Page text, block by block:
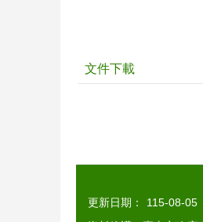
文件下載
更新日期：
115-08-05